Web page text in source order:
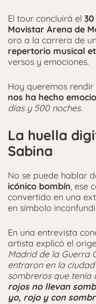
El tour concluirá el
Movistar Arena de
oro a la carrera de
repertorio musical
versos y emociones.
Hoy queremos
nos ha hecho
días y 500 noches.
La huella
Sabina
No se puede hablar
icónico bombín, ese
convertido en una
en símbolo
En una entrevista
artista explicó el
Madrid de la Guerra
entraron en la
sombreros que tenía
rojos no llevan
yo, rojo y con